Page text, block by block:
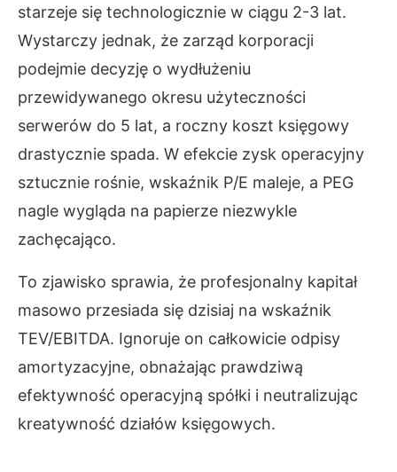
starzeje się technologicznie w ciągu 2-3 lat.
Wystarczy jednak, że zarząd korporacji
podejmie decyzję o wydłużeniu
przewidywanego okresu użyteczności
serwerów do 5 lat, a roczny koszt księgowy
drastycznie spada. W efekcie zysk operacyjny
sztucznie rośnie, wskaźnik P/E maleje, a PEG
nagle wygląda na papierze niezwykle
zachęcająco.
To zjawisko sprawia, że profesjonalny kapitał
masowo przesiada się dzisiaj na wskaźnik
TEV/EBITDA. Ignoruje on całkowicie odpisy
amortyzacyjne, obnażając prawdziwą
efektywność operacyjną spółki i neutralizując
kreatywność działów księgowych.